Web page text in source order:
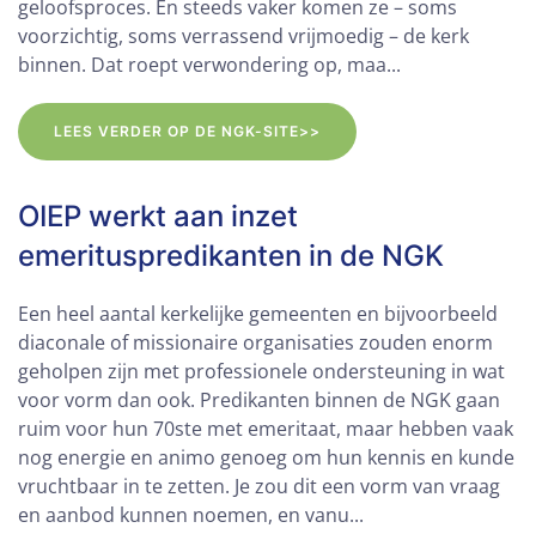
geloofsproces. En steeds vaker komen ze – soms
voorzichtig, soms verrassend vrijmoedig – de kerk
binnen. Dat roept verwondering op, maa...
LEES VERDER OP DE NGK-SITE>>
OIEP werkt aan inzet
emerituspredikanten in de NGK
Een heel aantal kerkelijke gemeenten en bijvoorbeeld
diaconale of missionaire organisaties zouden enorm
geholpen zijn met professionele ondersteuning in wat
voor vorm dan ook. Predikanten binnen de NGK gaan
ruim voor hun 70ste met emeritaat, maar hebben vaak
nog energie en animo genoeg om hun kennis en kunde
vruchtbaar in te zetten. Je zou dit een vorm van vraag
en aanbod kunnen noemen, en vanu...